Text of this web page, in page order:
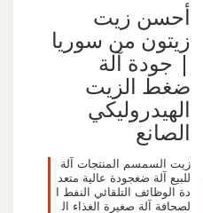
أحسن زيت
زيتون من سوريا
| جودة آلة
ضغط الزيت
الهيدروليكي
الصانع
زيت السمسم المنتجات آلة
للبيع آلة ضغجودة عالية متعد
دة الوظائف التلقائي النفط ا
لصحافة آلة صغيرة الغذاء ال